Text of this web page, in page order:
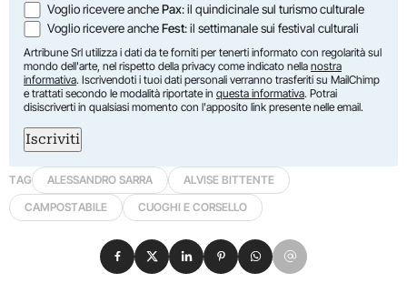
Voglio ricevere anchePax: il quindicinale sul turismo culturale
Voglio ricevere ancheFest: il settimanale sui festival culturali
Artribune Srl utilizza i dati da te forniti per tenerti informato con regolarità sul
mondo dell'arte, nel rispetto della privacy come indicato nella nostra
informativa. Iscrivendoti i tuoi dati personali verranno trasferiti su MailChimp
e trattati secondo le modalità riportate in questa informativa. Potrai
disiscriverti in qualsiasi momento con l'apposito link presente nelle email.
Iscriviti
TAG ALESSANDRO SARRA
ALVISE BITTENTE
CAMPOSTABILE
CUOGHI E CORSELLO
Condividi su Facebook
Condividi su X
Condividi su LinkedIn
Condividi su Pinterest
Condividi su WhatsApp
Condividi su Email